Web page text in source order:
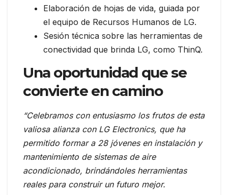
Elaboración de hojas de vida, guiada por
el equipo de Recursos Humanos de LG.
Sesión técnica sobre las herramientas de
conectividad que brinda LG, como ThinQ.
Una oportunidad que se
convierte en camino
“Celebramos con entusiasmo los frutos de esta
valiosa alianza con LG Electronics, que ha
permitido formar a 28 jóvenes en instalación y
mantenimiento de sistemas de aire
acondicionado, brindándoles herramientas
reales para construir un futuro mejor.